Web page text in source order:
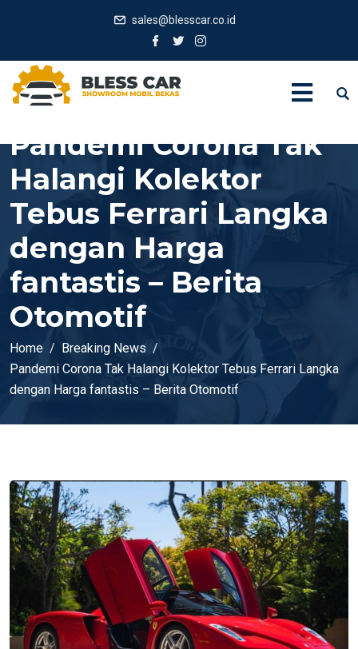
sales@blesscar.co.id
Pandemi Corona Tak
Halangi Kolektor
Tebus Ferrari Langka
dengan Harga
fantastis – Berita
Otomotif
Home
Breaking News
Pandemi Corona Tak Halangi Kolektor Tebus Ferrari Langka
dengan Harga fantastis – Berita Otomotif